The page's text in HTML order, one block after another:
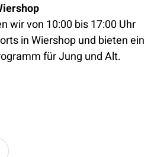
wir von 10:00 bis 17:00 Uhr
in Wiershop und bieten ein
für Jung und Alt.